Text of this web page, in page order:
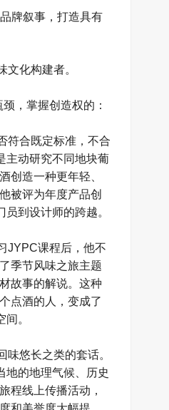
牌叙事，打造具有
化构建者。
，掌握创造权的：
符合既定标准，不合
主动研究不同地块葡
创造一种更年轻、
被评为年度产品创
到设计师的跨越。
JYPC课程后，他不
季节风味之旅主题
故事的解说。这种
点酒的人，变成了
。
悠长之类的套话。
地的地理气候、历史
程线上传播活动，